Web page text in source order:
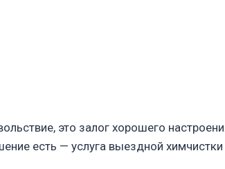
это залог хорошего
есть — услуга выездной